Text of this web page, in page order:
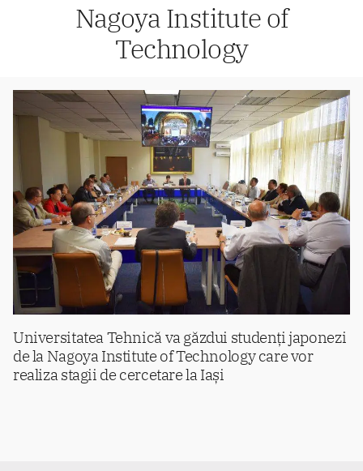
Nagoya Institute of
Technology
Universitatea Tehnică va găzdui studenți japonezi
de la Nagoya Institute of Technology care vor
realiza stagii de cercetare la Iași